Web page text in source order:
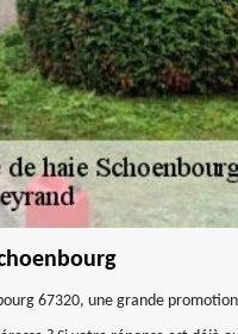
67320, une grande